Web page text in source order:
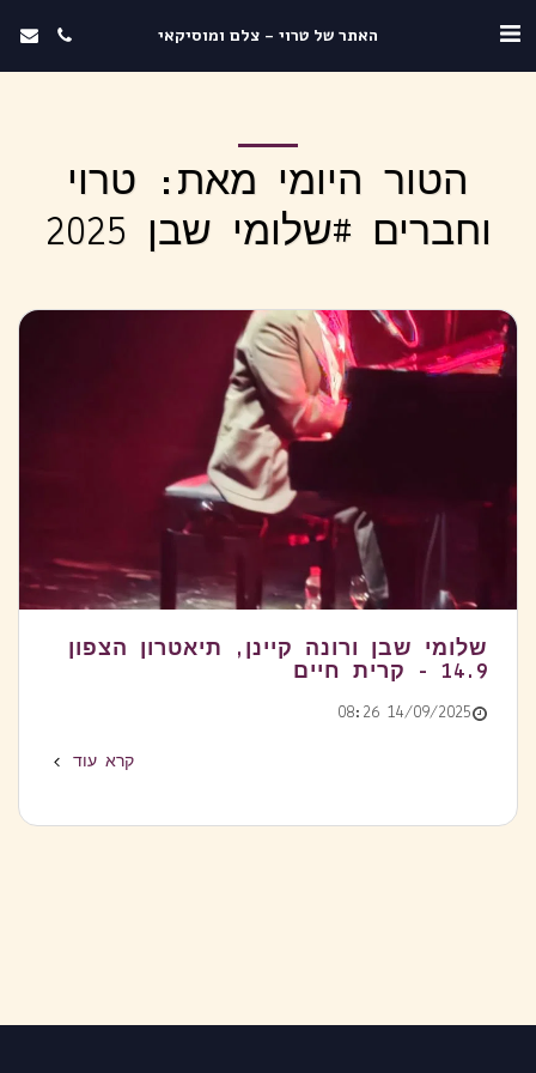
האתר של טרוי - צלם ומוסיקאי
הטור היומי מאת: טרוי
וחברים #שלומי שבן 2025
שלומי שבן ורונה קיינן, תיאטרון הצפון
14.9 - קרית חיים
14/09/2025 08:26
קרא עוד